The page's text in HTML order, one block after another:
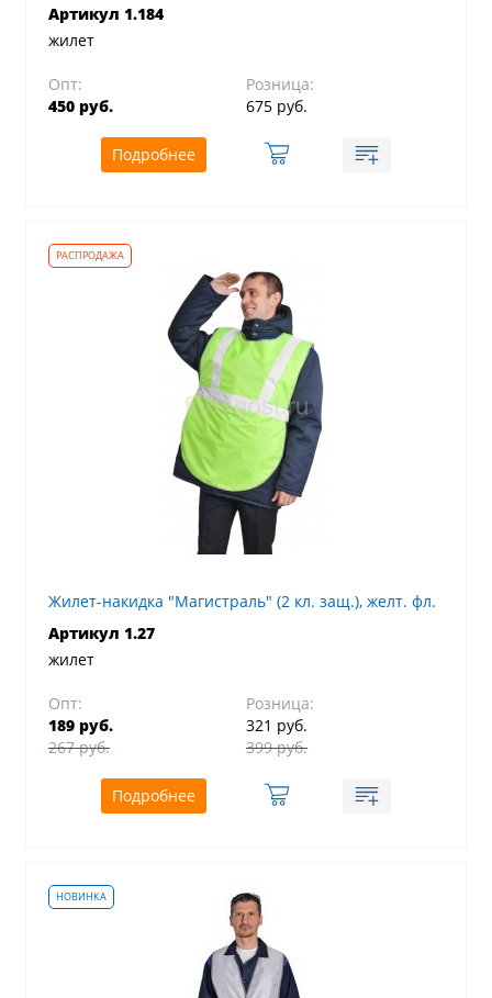
Артикул 1.184
жилет
Опт:
450 руб.
Розница:
675 руб.
Подробнее
Жилет-накидка "Магистраль" (2 кл. защ.), желт. фл.
Артикул 1.27
жилет
Опт:
189 руб.
267 руб.
Розница:
321 руб.
399 руб.
Подробнее